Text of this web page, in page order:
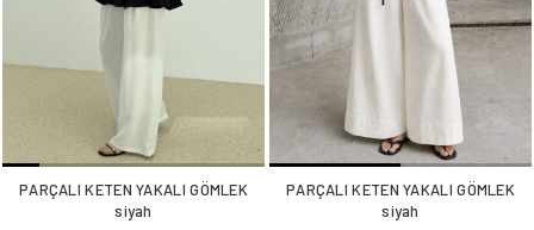
PARÇALI KETEN YAKALI GÖMLEK
siyah
PARÇALI KETEN YAKALI GÖMLEK
siyah